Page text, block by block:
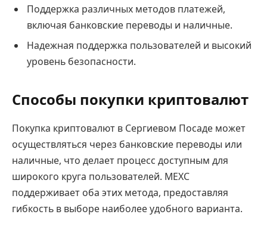
Поддержка различных методов платежей,
включая банковские переводы и наличные.
Надежная поддержка пользователей и высокий
уровень безопасности.
Способы покупки криптовалют
Покупка криптовалют в Сергиевом Посаде может
осуществляться через банковские переводы или
наличные, что делает процесс доступным для
широкого круга пользователей. MEXC
поддерживает оба этих метода, предоставляя
гибкость в выборе наиболее удобного варианта.